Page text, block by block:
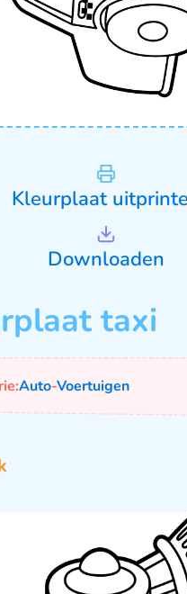
Kleurplaat
Downloaden
taxi
Auto-Voertuigen